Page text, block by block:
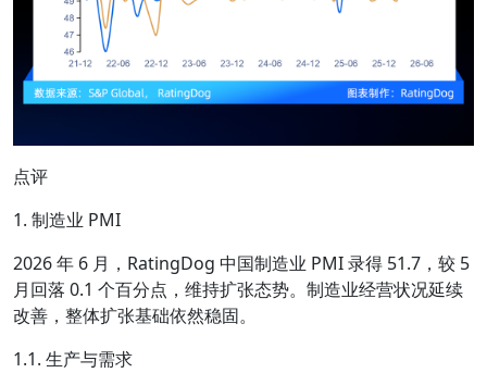
点评
1. 制造业 PMI
2026 年 6 月，RatingDog 中国制造业 PMI 录得 51.7，较 5
月回落 0.1 个百分点，维持扩张态势。制造业经营状况延续
改善，整体扩张基础依然稳固。
1.1. 生产与需求